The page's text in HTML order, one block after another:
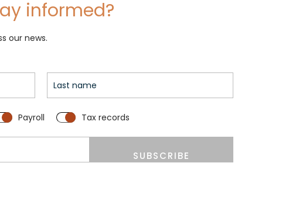
informed?
our news.
Payroll Tax records
SUBSCRIBE